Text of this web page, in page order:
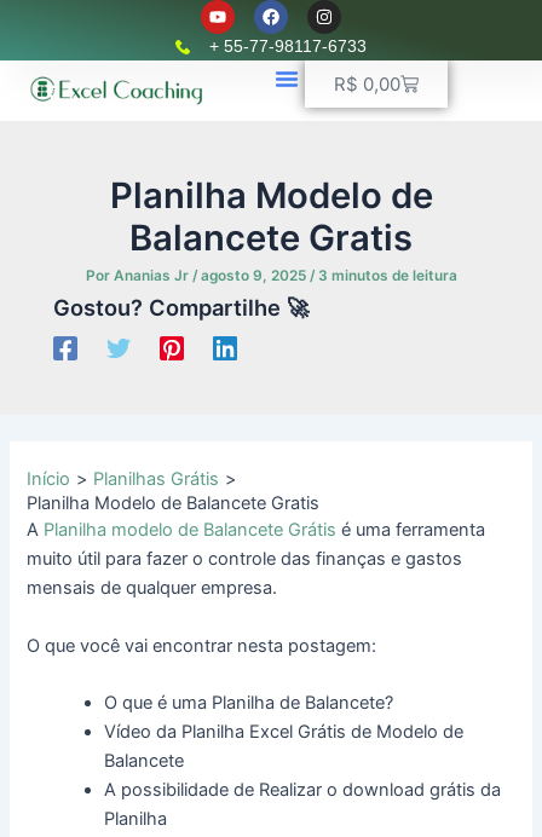
conteúdo
Y
o
u
t
F
a
c
e
b
o
I
n
s
t
r
+ 55-77-98117-6733
R$ 0,00Carrinho
Planilha Modelo de
Balancete Gratis
Por Ananias Jr /agosto 9, 2025 / 3 minutos de leitura
Gostou? Compartilhe 🚀
Início
Planilhas Grátis
Planilha Modelo de Balancete Gratis
A Planilha modelo de Balancete Grátis é uma ferramenta
muito útil para fazer o controle das finanças e gastos
mensais de qualquer empresa.
O que você vai encontrar nesta postagem:
O que é uma Planilha de Balancete?
Vídeo da Planilha Excel Grátis de Modelo de
Balancete
A possibilidade de Realizar o download grátis da
Planilha